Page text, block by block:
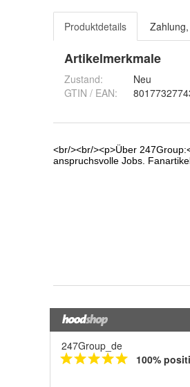
Produktdetails
Artikelmerkmale
Zustand:
Neu
GTIN / EAN:
247Group_de
100%